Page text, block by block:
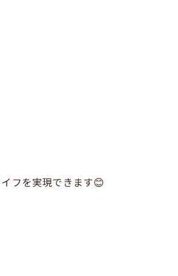
フを実現できます😊